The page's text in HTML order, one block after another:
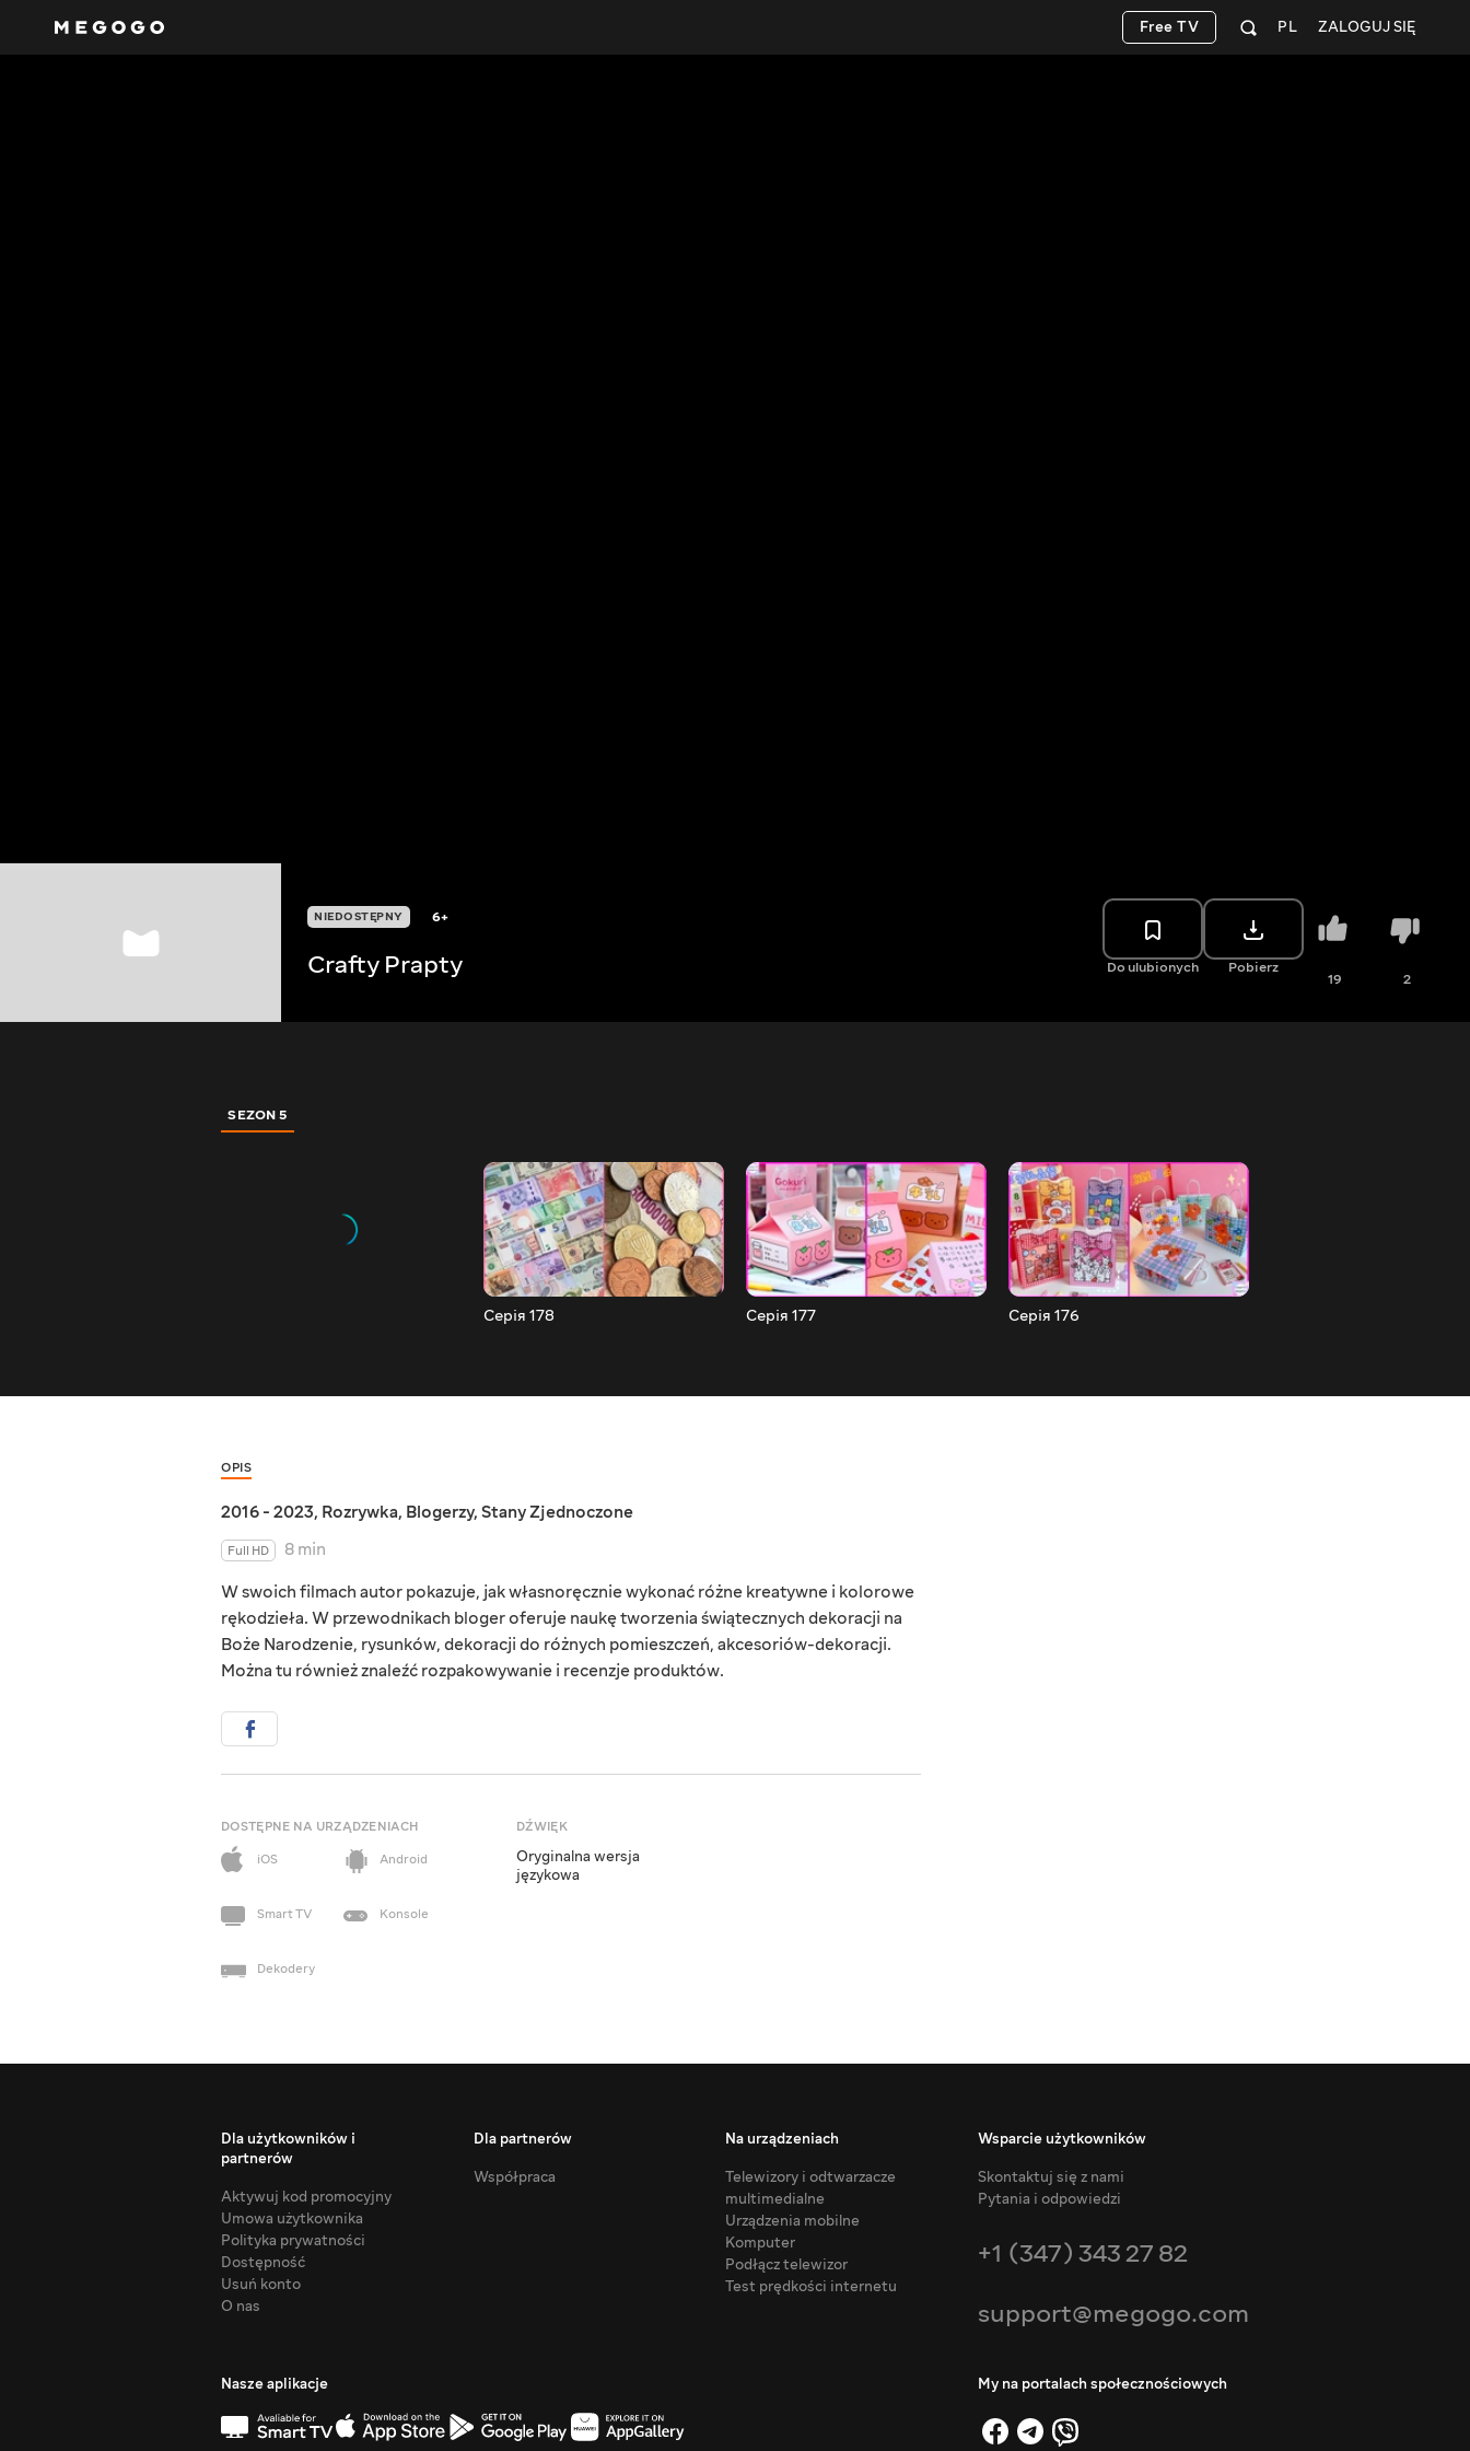
ZALOGUJ SIĘ
PL
Free TV
NIEDOSTĘPNY 6+
Crafty Prapty Do ulubionych Pobierz
19 2
SEZON 5
Серія 178 Серія 177 Серія 176
OPIS
2016 - 2023, Rozrywka, Blogerzy, Stany Zjednoczone
Full HD
8 min
W swoich filmach autor pokazuje, jak własnoręcznie wykonać różne kreatywne i kolorowe
rękodzieła. W przewodnikach bloger oferuje naukę tworzenia świątecznych dekoracji na
Boże Narodzenie, rysunków, dekoracji do różnych pomieszczeń, akcesoriów-dekoracji.
Można tu również znaleźć rozpakowywanie i recenzje produktów.
DOSTĘPNE NA URZĄDZENIACH
iOS
Android
Smart TV Konsole
Dekodery
DŹWIĘK
Oryginalna wersja
językowa
Dla użytkowników i
partnerów
Aktywuj kod promocyjny
Umowa użytkownika
Polityka prywatności
Dostępność
Usuń konto
O nas
Dla partnerów
Współpraca
Na urządzeniach
Telewizory i odtwarzacze
multimedialne
Urządzenia mobilne
Komputer
Podłącz telewizor
Test prędkości internetu
Wsparcie użytkowników
Skontaktuj się z nami
Pytania i odpowiedzi
+1 (347) 343 27 82
support@megogo.com
Nasze aplikacje My na portalach społecznościowych